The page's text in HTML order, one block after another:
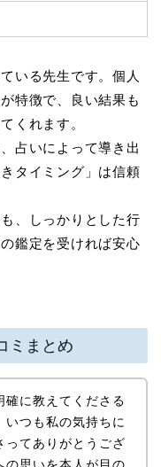
いる先生です。個人
特徴で、良い結果も
くれます。
占いによって導き出
タイミング」は信頼
、しっかりとした行
鑑定を受ければ安心
ミまとめ
確に教えてくださる
いつも私の気持ちに
ってありがとうござ